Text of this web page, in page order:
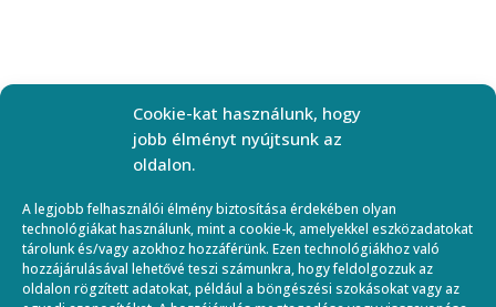
Cookie-kat használunk, hogy
jobb élményt nyújtsunk az
oldalon.
A legjobb felhasználói élmény biztosítása érdekében olyan
technológiákat használunk, mint a cookie-k, amelyekkel eszközadatokat
tárolunk és/vagy azokhoz hozzáférünk. Ezen technológiákhoz való
hozzájárulásával lehetővé teszi számunkra, hogy feldolgozzuk az
oldalon rögzített adatokat, például a böngészési szokásokat vagy az
Elérhetőség
Email:
ebfizio.hu@gmail.com,
info@ebfizio.hu